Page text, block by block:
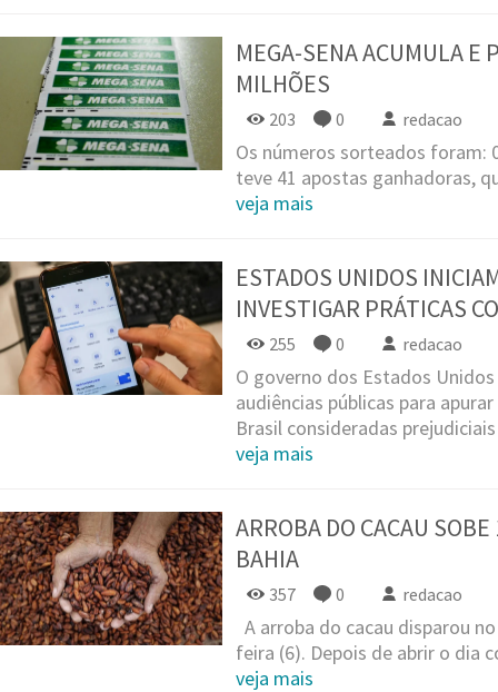
MEGA-SENA ACUMULA E
MILHÕES
203 0 redacao
Os números sorteados foram:
teve 41 apostas ganhadoras,
veja mais
ESTADOS UNIDOS
INVESTIGAR PRÁTICAS
255 0 redacao
O governo dos Estados
audiências públicas para
Brasil consideradas
veja mais
ARROBA DO CACAU
BAHIA
357 0 redacao
A arroba do cacau disparou
feira (6). Depois de abrir o dia
veja mais